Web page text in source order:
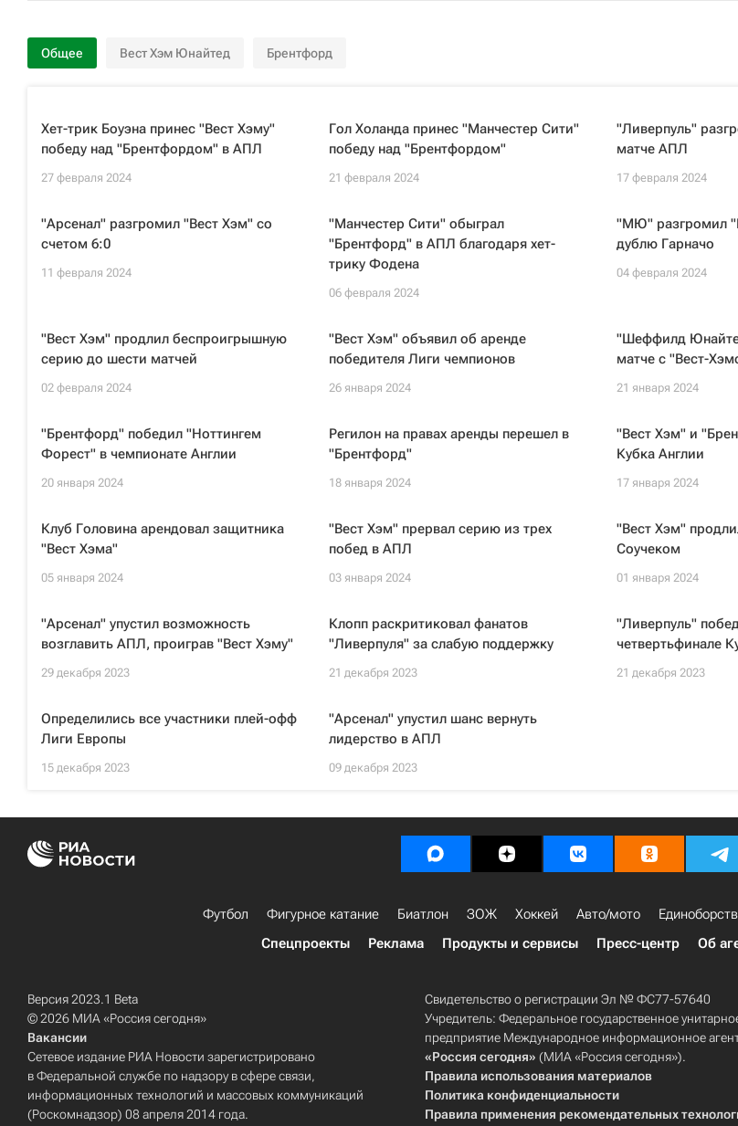
Общее Вест Хэм Юнайтед Брентфорд
Хет-трик Боуэна принес "Вест Хэму"
победу над "Брентфордом" в АПЛ
27 февраля 2024
Гол Холанда принес "Манчестер Сити"
победу над "Брентфордом"
21 февраля 2024
"Ливерпуль"
матче АПЛ
17 февраля 2024
"Арсенал" разгромил "Вест Хэм" со
счетом 6:0
11 февраля 2024
"Манчестер Сити" обыграл
"Брентфорд" в АПЛ благодаря хет-
трику Фодена
06 февраля 2024
"МЮ" разгромил
дублю Гарначо
04 февраля 2024
"Вест Хэм" продлил беспроигрышную
серию до шести матчей
02 февраля 2024
"Вест Хэм" объявил об аренде
победителя Лиги чемпионов
26 января 2024
"Шеффилд
матче с "Вест-
21 января 2024
"Брентфорд" победил "Ноттингем
Форест" в чемпионате Англии
20 января 2024
Регилон на правах аренды перешел в
"Брентфорд"
18 января 2024
"Вест Хэм" и
Кубка Англии
17 января 2024
Клуб Головина арендовал защитника
"Вест Хэма"
05 января 2024
"Вест Хэм" прервал серию из трех
побед в АПЛ
03 января 2024
"Вест Хэм"
Соучеком
01 января 2024
"Арсенал" упустил возможность
возглавить АПЛ, проиграв "Вест Хэму"
29 декабря 2023
Клопп раскритиковал фанатов
"Ливерпуля" за слабую поддержку
21 декабря 2023
"Ливерпуль"
четвертьфинале
21 декабря 2023
Определились все участники плей-офф
Лиги Европы
15 декабря 2023
"Арсенал" упустил шанс вернуть
лидерство в АПЛ
09 декабря 2023
Футбол Фигурное катание Биатлон ЗОЖ Хоккей Авто/мото
Спецпроекты
Реклама Продукты и сервисы Пресс-центр Об
Версия 2023.1 Beta
© 2026 МИА «Россия сегодня»
Вакансии
Сетевое издание РИА Новости зарегистрировано
в Федеральной службе по надзору в сфере связи,
информационных технологий и массовых коммуникаций
(Роскомнадзор) 08 апреля 2014 года.
Свидетельство о регистрации Эл № ФС77-57640
Учредитель: Федеральное государственное
предприятие Международное информационное
«Россия сегодня» (МИА «Россия сегодня»).
Правила использования материалов
Политика конфиденциальности
Правила применения рекомендательных